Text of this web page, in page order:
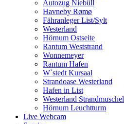
Autozug Niebüll
Havneby Rømø
Fähranleger List/Sylt
Westerland
Hörnum Ostseite
Rantum Weststrand
Wonnemeyer
Rantum Hafen
W`stedt Kursaal
Strandoase Westerland
Hafen in List
Westerland Strandmuschel
Hörnum Leuchtturm
Live Webcam